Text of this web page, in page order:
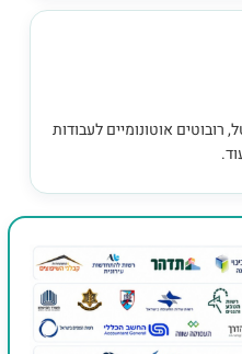
רובוטים אוטונומיים לעבודות